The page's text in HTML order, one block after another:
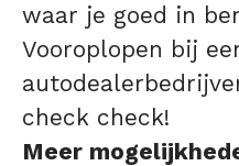
waar je goed in
Vooroplopen bij
check check!
Meer